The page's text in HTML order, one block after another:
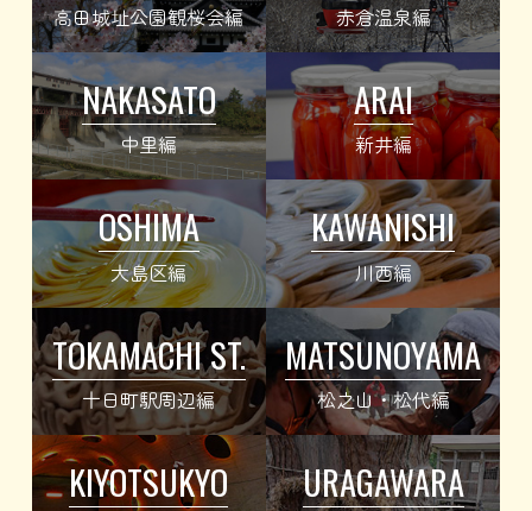
高田城址公園観桜会編 赤倉温泉編
NAKASATO
中里編
ARAI
新井編
OSHIMA
大島区編
KAWANISHI
川西編
TOKAMACHI ST.
十日町駅周辺編
MATSUNOYAMA
松之山・松代編
KIYOTSUKYO URAGAWARA